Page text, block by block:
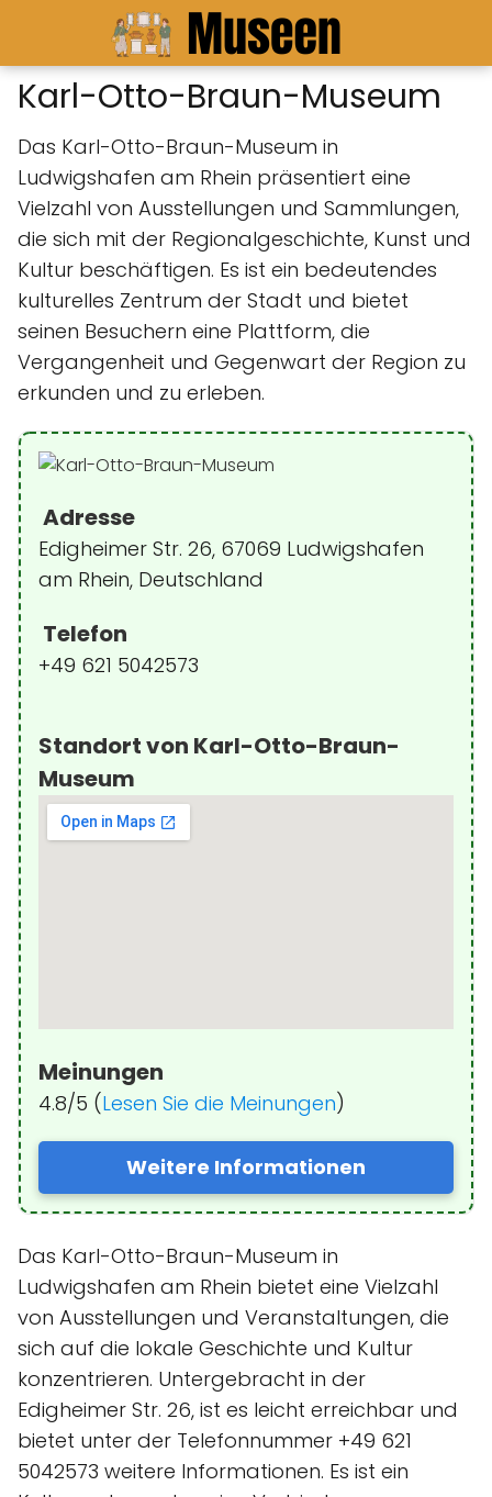
Karl-Otto-Braun-Museum
Das Karl-Otto-Braun-Museum in
Ludwigshafen am Rhein präsentiert eine
Vielzahl von Ausstellungen und Sammlungen,
die sich mit der Regionalgeschichte, Kunst und
Kultur beschäftigen. Es ist ein bedeutendes
kulturelles Zentrum der Stadt und bietet
seinen Besuchern eine Plattform, die
Vergangenheit und Gegenwart der Region zu
erkunden und zu erleben.
Adresse
Edigheimer Str. 26, 67069 Ludwigshafen
am Rhein, Deutschland
Telefon
+49 621 5042573
Standort von Karl-Otto-Braun-
Museum
Meinungen
4.8/5 (Lesen Sie die Meinungen)
Weitere Informationen
Das Karl-Otto-Braun-Museum in
Ludwigshafen am Rhein bietet eine Vielzahl
von Ausstellungen und Veranstaltungen, die
sich auf die lokale Geschichte und Kultur
konzentrieren. Untergebracht in der
Edigheimer Str. 26, ist es leicht erreichbar und
bietet unter der Telefonnummer +49 621
5042573 weitere Informationen. Es ist ein